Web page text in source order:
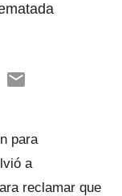
para
a
reclamar que